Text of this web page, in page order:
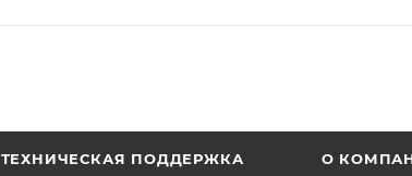
ТЕХНИЧЕСКАЯ ПОДДЕРЖКА
О